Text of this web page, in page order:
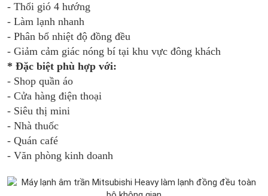
- Thổi gió 4 hướng
- Làm lạnh nhanh
- Phân bổ nhiệt độ đồng đều
- Giảm cảm giác nóng bí tại khu vực đông khách
* Đặc biệt phù hợp với:
- Shop quần áo
- Cửa hàng điện thoại
- Siêu thị mini
- Nhà thuốc
- Quán café
- Văn phòng kinh doanh